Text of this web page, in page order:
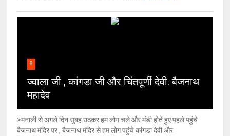
8
ज्वाला जी , कांगडा जी और चिंतपूर्णी देवी. बैजनाथ
महादेव
>मनाली से अगले दिन सुबह उठकर हम लोग चले और मंडी होते हुए पहले पहुंचे
बैजनाथ मंदिर पर , बैजनाथ मंदिर से हम लोग पहुंचे कांगडा देवी और